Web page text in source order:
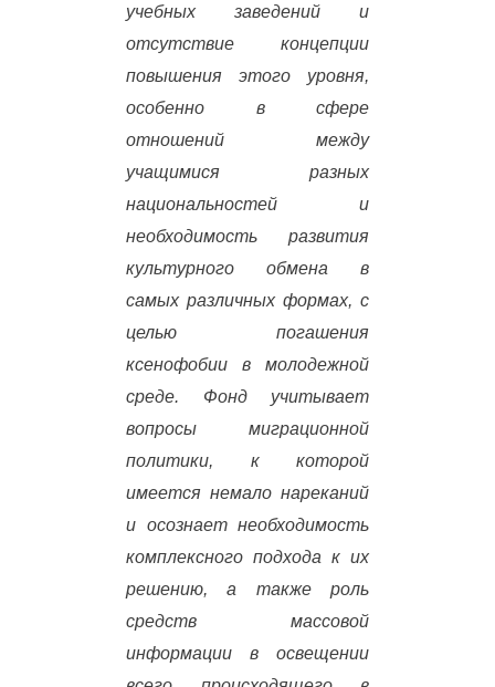
учебных заведений и
отсутствие концепции
повышения этого уровня,
особенно в сфере
отношений между
учащимися разных
национальностей и
необходимость развития
культурного обмена в
самых различных формах, с
целью погашения
ксенофобии в молодежной
среде. Фонд учитывает
вопросы миграционной
политики, к которой
имеется немало нареканий
и осознает необходимость
комплексного подхода к их
решению, а также роль
средств массовой
информации в освещении